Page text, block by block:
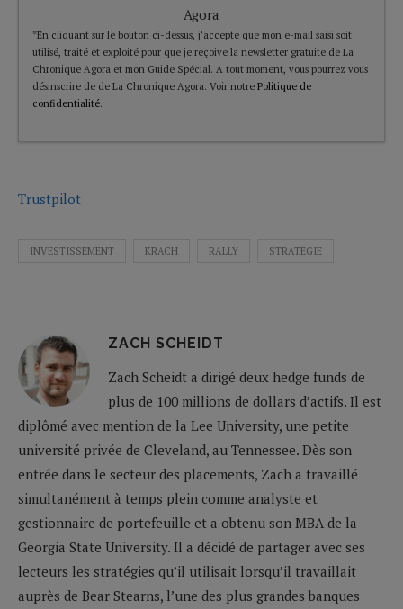
Agora
*En cliquant sur le bouton ci-dessus, j’accepte que mon e-mail saisi soit
utilisé, traité et exploité pour que je reçoive la newsletter gratuite de La
Chronique Agora et mon Guide Spécial. A tout moment, vous pourrez vous
désinscrire de de La Chronique Agora. Voir notre Politique de
confidentialité.
Trustpilot
INVESTISSEMENT KRACH RALLY STRATÉGIE
ZACH SCHEIDT
Zach Scheidt a dirigé deux hedge funds de
plus de 100 millions de dollars d’actifs. Il est
diplômé avec mention de la Lee University, une petite
université privée de Cleveland, au Tennessee. Dès son
entrée dans le secteur des placements, Zach a travaillé
simultanément à temps plein comme analyste et
gestionnaire de portefeuille et a obtenu son MBA de la
Georgia State University. Il a décidé de partager avec ses
lecteurs les stratégies qu’il utilisait lorsqu’il travaillait
auprès de Bear Stearns, l’une des plus grandes banques